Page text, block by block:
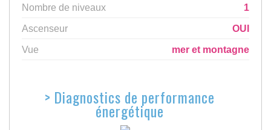
Nombre de niveaux
1
Ascenseur
OUI
Vue
mer et montagne
> Diagnostics de performance
énergétique